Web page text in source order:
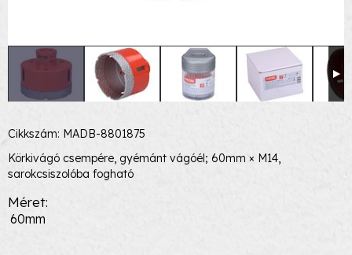
Cikkszám: MADB-8801875
Körkivágó csempére, gyémánt vágóél; 60mm × M14,
sarokcsiszolóba fogható
Méret
60mm